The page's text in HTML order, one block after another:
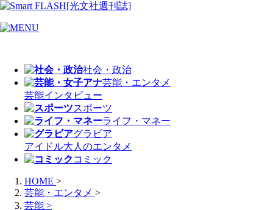
社会・政治
芸能・エンタメ
芸能インタビュー
スポーツ
ライフ・マネー
グラビア
アイドル大人のエンタメ
コミック
HOME >
芸能・エンタメ >
芸能 >